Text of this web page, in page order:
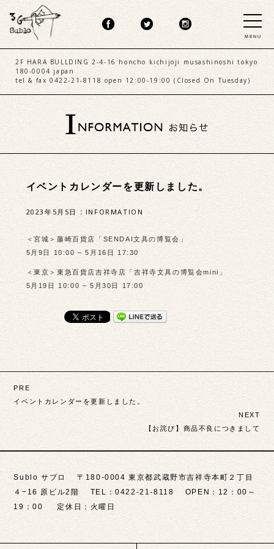
MENU
2F HARA BULLDING 2-4-16 honcho kichijoji musashinoshi tokyo
180-0004 japan
tel & fax 0422-21-8118 open 12:00-19:00 (Closed On Tuesday)
イベントカレンダーを更新しました。
2023年5月5日:INFORMATION
＜宮城＞藤崎百貨店「SENDAI文具の博覧会」
5月9日 10:00 – 5月16日 17:30
＜東京＞東急百貨店吉祥寺店「吉祥寺文具の博覧会mini」
5月19日 10:00 – 5月30日 17:00
投
稿
ナ
ビ
ゲ
ー
シ
ョ
PRE
イベントカレンダーを更新しました。
NEXT
【お詫び】商品不良につきまして
Sublo サブロ 〒180-0004 東京都武蔵野市吉祥寺本町２丁目
４−16 原ビル2階 TEL：0422-21-8118 OPEN：12：00～
19：00 定休日：火曜日